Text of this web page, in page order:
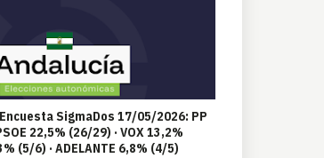
Encuesta SigmaDos 17/05/2026: PP
22,5% (26/29) · VOX 13,2%
(5/6) · ADELANTE 6,8% (4/5)